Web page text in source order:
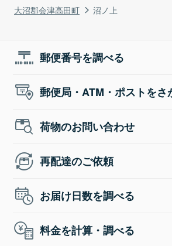
大沼郡会津高田町
沼ノ上
郵便番号を調べる
郵便局・ATM・ポストをさ
荷物のお問い合わせ
再配達のご依頼
お届け日数を調べる
料金を計算・調べる